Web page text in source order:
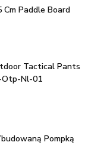
Cm Paddle Board
Tactical Pants
Otp-Nl-01
Pompką